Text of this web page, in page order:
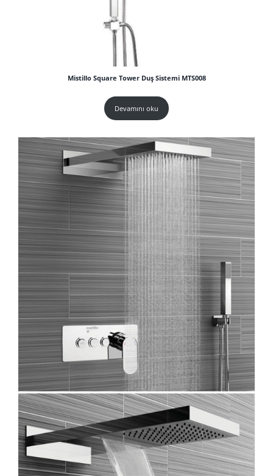
Mistillo Square Tower Duş Sistemi MTS008
Devamını oku